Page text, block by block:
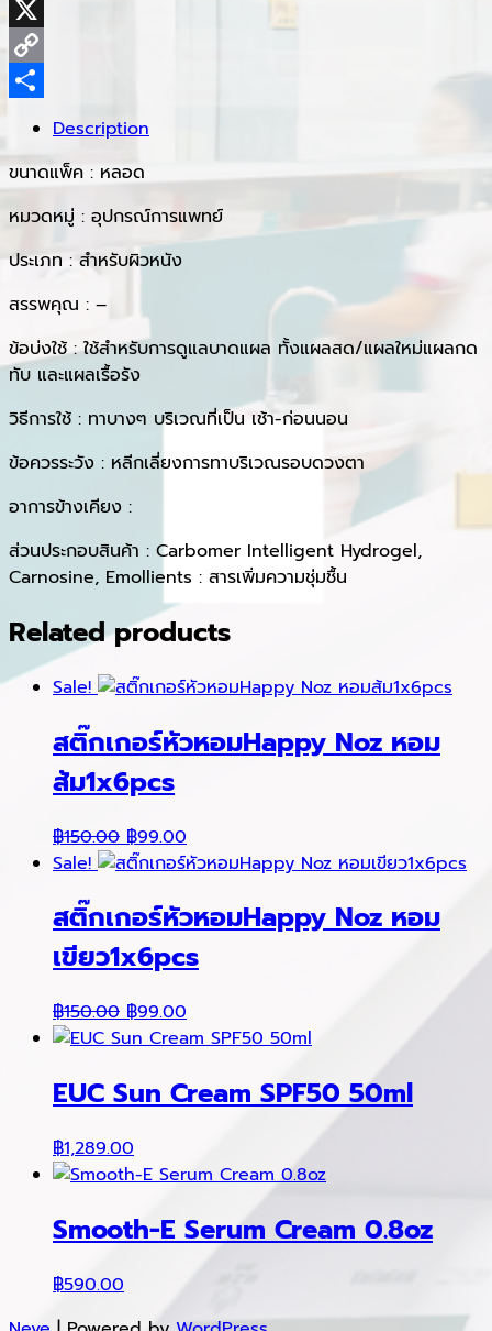
Line
X
Copy
ShareDescription
ขนาดแพ็ค : หลอด
หมวดหมู่ : อุปกรณ์การแพทย์
ประเภท : สำหรับผิวหนัง
สรรพคุณ : –
ข้อบ่งใช้ : ใช้สําหรับการดูแลบาดแผล ทั้งแผลสด/แผลใหม่แผลกด
ทับ และแผลเรื้อรัง
วิธีการใช้ : ทาบางๆ บริเวณที่เป็น เช้า-ก่อนนอน
ข้อควรระวัง : หลีกเลี่ยงการทาบริเวณรอบดวงตา
อาการข้างเคียง :
ส่วนประกอบสินค้า : Carbomer Intelligent Hydrogel,
Carnosine, Emollients : สารเพิ่มความชุ่มชื้น
Related products
Sale!
สติ๊กเกอร์หัวหอมHappy Noz หอม
ส้ม1x6pcs
฿150.00 Original
price
฿150.00.
฿99.00
price
฿99.00.
Sale!
สติ๊กเกอร์หัวหอมHappy Noz หอม
เขียว1x6pcs
฿150.00 Original
price
฿150.00.
฿99.00
price
฿99.00.
EUC Sun Cream SPF50 50ml
฿1,289.00
Smooth-E Serum Cream 0.8oz
฿590.00